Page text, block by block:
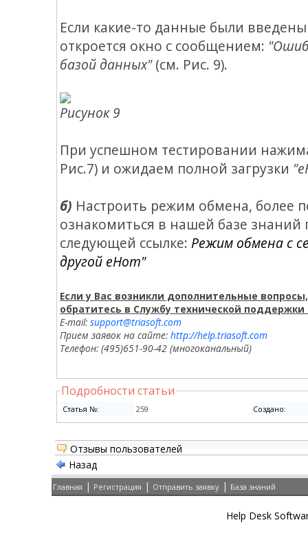
Если какие-то данные были
откроется окно с сообщением:
базой данных"(см. Рис. 9).
Рисунок 9
При успешном тестировании
Рис.7) и ожидаем полной загрузки
б) Настроить режим обмена, более
ознакомиться в нашей базе знаний
следующей ссылке: Режим обмена с
другой еНот"
Если у Вас возникли дополнительные
обратитесь в Службу технической
E-mail: support@triasoft.com
Прием заявок на сайте: http://help.triasoft.com
Телефон: (495)651-90-42 (многоканальный)
Подробности статьи
Cтатья №: 259 Создано:
Отзывы пользователей
Назад
Главная | Регистрация | Отправить заявку | База знаний
Help Desk